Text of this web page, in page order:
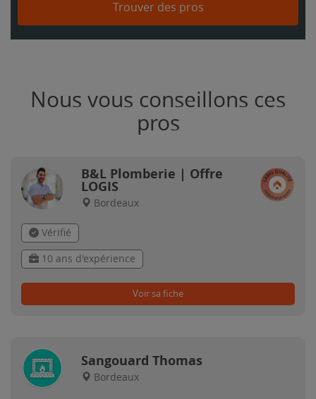
Trouver des pros
Nous vous conseillons ces
pros
B&L Plomberie | Offre
LOGIS
Bordeaux
Vérifié
10 ans d'expérience
Voir sa fiche
Sangouard Thomas
Bordeaux